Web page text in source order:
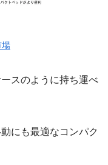
場
スのように持ち運べ
にも最適なコンパク